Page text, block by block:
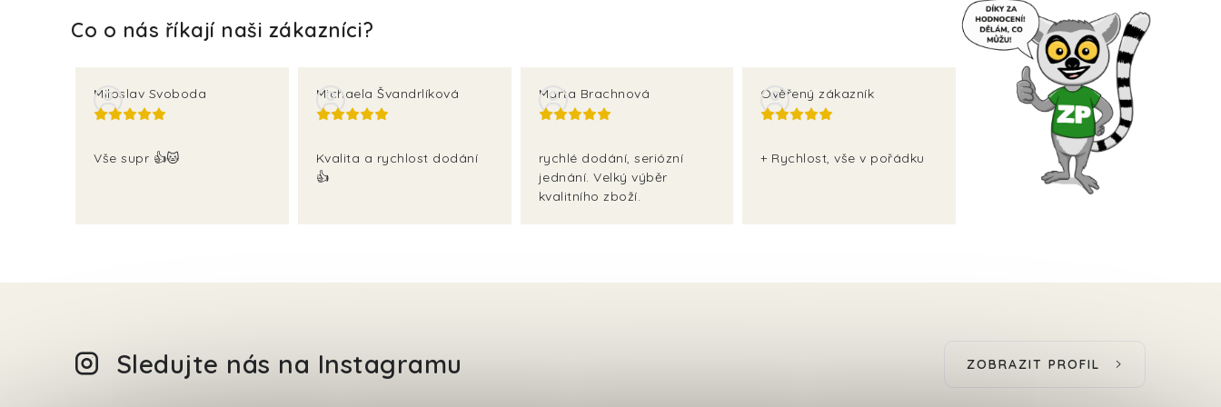
Miloslav Svoboda
Vše supr 👍🐱
Michaela Švandrlíková
Kvalita a rychlost dodání
👍
Marta Brachnová
rychlé dodání, seriózní
jednání. Velký výběr
kvalitního zboží.
Ověřený zákazník
+ Rychlost, vše v pořádku
Sledujte nás na Instagramu ZOBRAZIT PROFIL